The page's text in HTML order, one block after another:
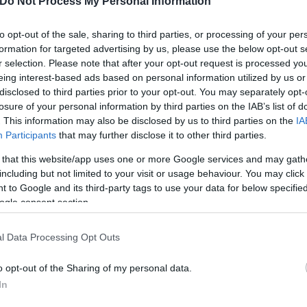
opt-out of the sale, sharing to third parties, or processing of your
for targeted advertising by us, please use the below opt-out
selection. Please note that after your opt-out request is processed
interest-based ads based on personal information utilized by us
to third parties prior to your opt-out. You may separately
of your personal information by third parties on the IAB’s list of
This information may also be disclosed by us to third parties on the
Participants that may further disclose it to other third parties.
that this website/app uses one or more Google services and may
but not limited to your visit or usage behaviour. You may
to Google and its third-party tags to use your data for below
consent section.
Data Processing Opt Outs
opt-out of the Sharing of my personal data.
Επανάστασης, ο Λι Κετσιάνγκ είχε
αλώβητη από την παγκόσμια
από τον μετασχηματισμό του συστήματος
στην μονοκρατορία του προέδρου Σι.
πάνω από 600 εκατομμύρια άνθρωποι στην
έντονο διάλογο για τα προβλήματα της
παγκοσμίως.
κριτική, ενίοτε σκληρή. Διπλωματικό
παράδειγμα πως δεν θεωρούσε ιδιαίτερα
άλλοτε επικεφαλής του κομματικού μηχανισμού
που προώθησε περιέπεσε σε δυσμένεια,